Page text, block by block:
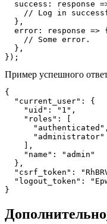
success: response
// Log in
  },
  error: response => {
    // Some error.
  },
Пример успешного
{
  "current_user": {
    "uid": "1",
    "roles": [
      "authenticated",
      "administrator"
    ],
    "name": "admin"
  },
"csrf_token":
"logout_token":
Дополнительно